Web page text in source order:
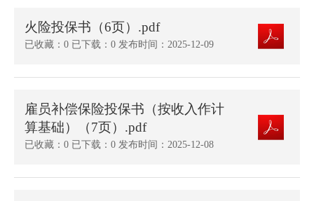
火险投保书（6页）.pdf
已收藏：0 已下载：0 发布时间：2025-12-09
雇员补偿保险投保书（按收入作计
算基础）（7页）.pdf
已收藏：0 已下载：0 发布时间：2025-12-08